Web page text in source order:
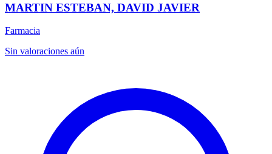
MARTIN ESTEBAN, DAVID JAVIER
Farmacia
Sin valoraciones aún